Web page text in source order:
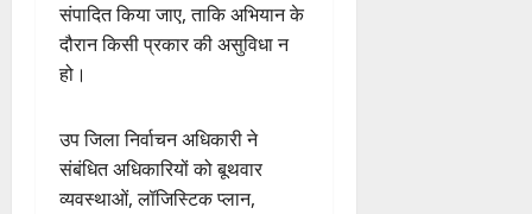
संपादित किया जाए, ताकि अभियान के
दौरान किसी प्रकार की असुविधा न
हो।
उप जिला निर्वाचन अधिकारी ने
संबंधित अधिकारियों को बूथवार
व्यवस्थाओं, लॉजिस्टिक प्लान,